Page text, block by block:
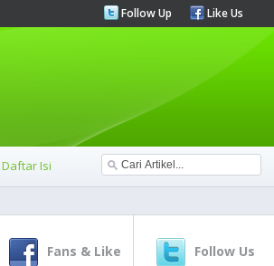
Follow Up Like Us
Daftar Isi
Fans & Like Follow Us